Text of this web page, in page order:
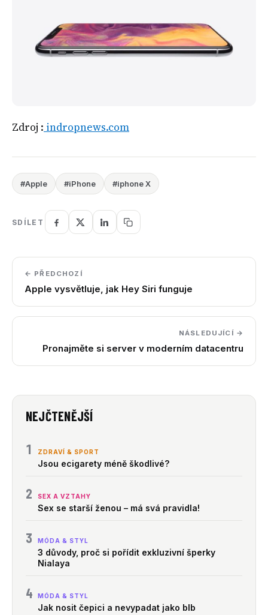
Zdroj : indropnews.com
#Apple #iPhone #iphone X
SDÍLET
← PŘEDCHOZÍ
Apple vysvětluje, jak Hey Siri funguje
NÁSLEDUJÍCÍ →
Pronajměte si server v moderním datacentru
NEJČTENĚJŠÍ
1 ZDRAVÍ & SPORT
Jsou ecigarety méně škodlivé?
2 SEX A VZTAHY
Sex se starší ženou – má svá pravidla!
3 MÓDA & STYL
3 důvody, proč si pořídit exkluzivní šperky
Nialaya
4 MÓDA & STYL
Jak nosit čepici a nevypadat jako blb